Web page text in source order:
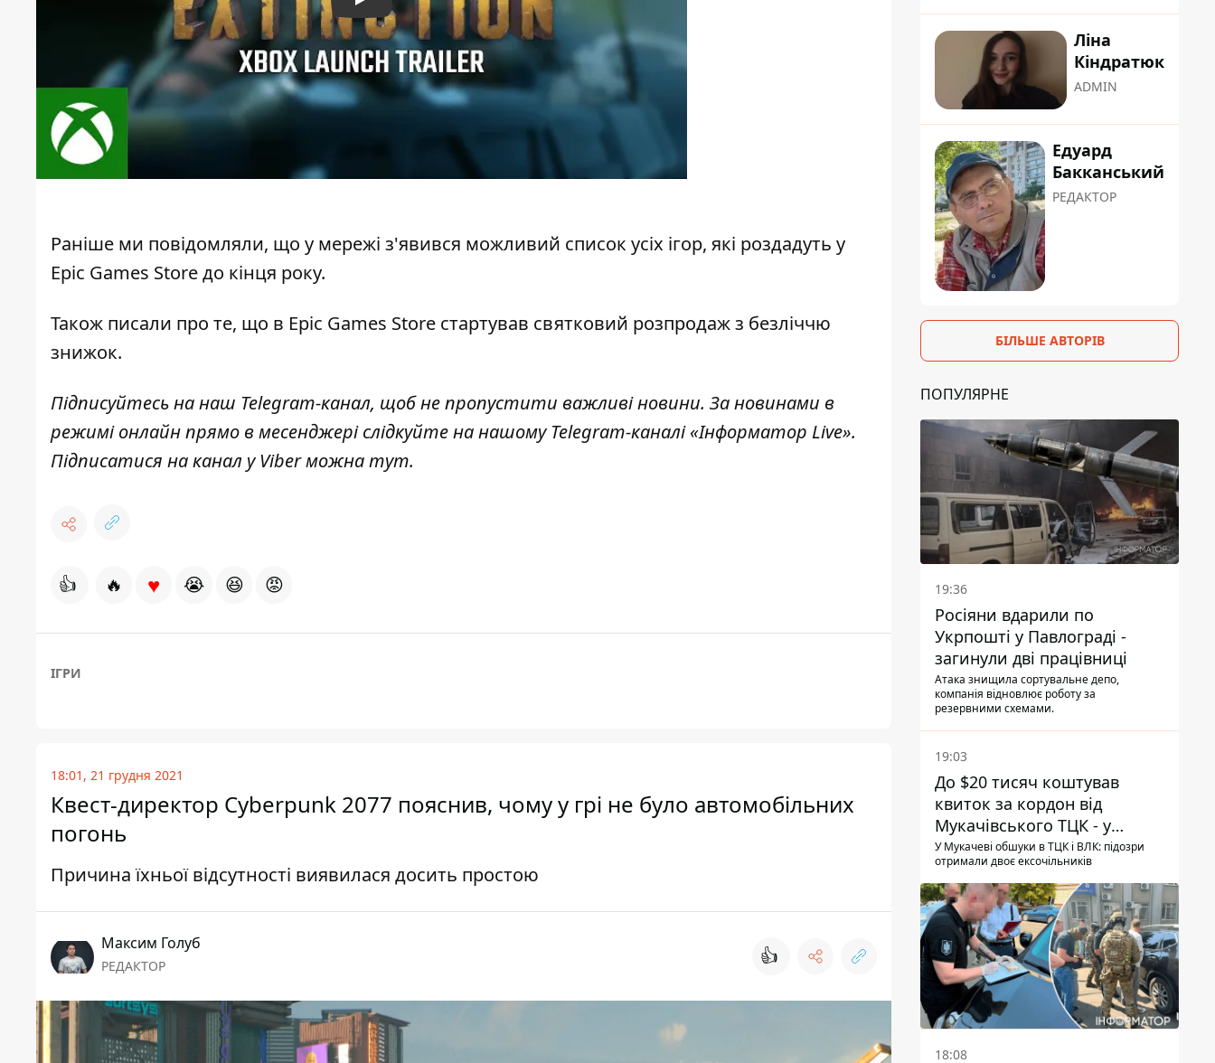
Play
Раніше ми повідомляли, що у мережі з'явився можливий список усіх ігор, які роздадуть у
Epic Games Store до кінця року.
Також писали про те, що в Epic Games Store стартував святковий розпродаж з безліччю
знижок.
Підписуйтесь на наш Telegram-канал, щоб не пропустити важливі новини. За новинами в
режимі онлайн прямо в месенджері слідкуйте на нашому Telegram-каналі «Інформатор Live».
Підписатися на канал у Viber можнатут.
👍 🔥 ♥ 😭 😆 😡
ІГРИ
18:01, 21 грудня 2021
Квест-директор Cyberpunk 2077 пояснив, чому у грі не було автомобільних
погонь
Причина їхньої відсутності виявилася досить простою
Максим Голуб
РЕДАКТОР 👍
Ліна
Кіндратюк
ADMIN
Едуард
Бакканський
РЕДАКТОР
БІЛЬШЕ АВТОРІВ
ПОПУЛЯРНЕ
19:36
Росіяни вдарили по
Укрпошті у Павлограді -
загинули дві працівниці
Атака знищила сортувальне депо,
компанія відновлює роботу за
резервними схемами.
19:03
До $20 тисяч коштував
квиток за кордон від
Мукачівського ТЦК - у
гучній справі перші підозри
отримали двоє колишніх
керівників
У Мукачеві обшуки в ТЦК і ВЛК: підозри
отримали двоє ексочільників
18:08